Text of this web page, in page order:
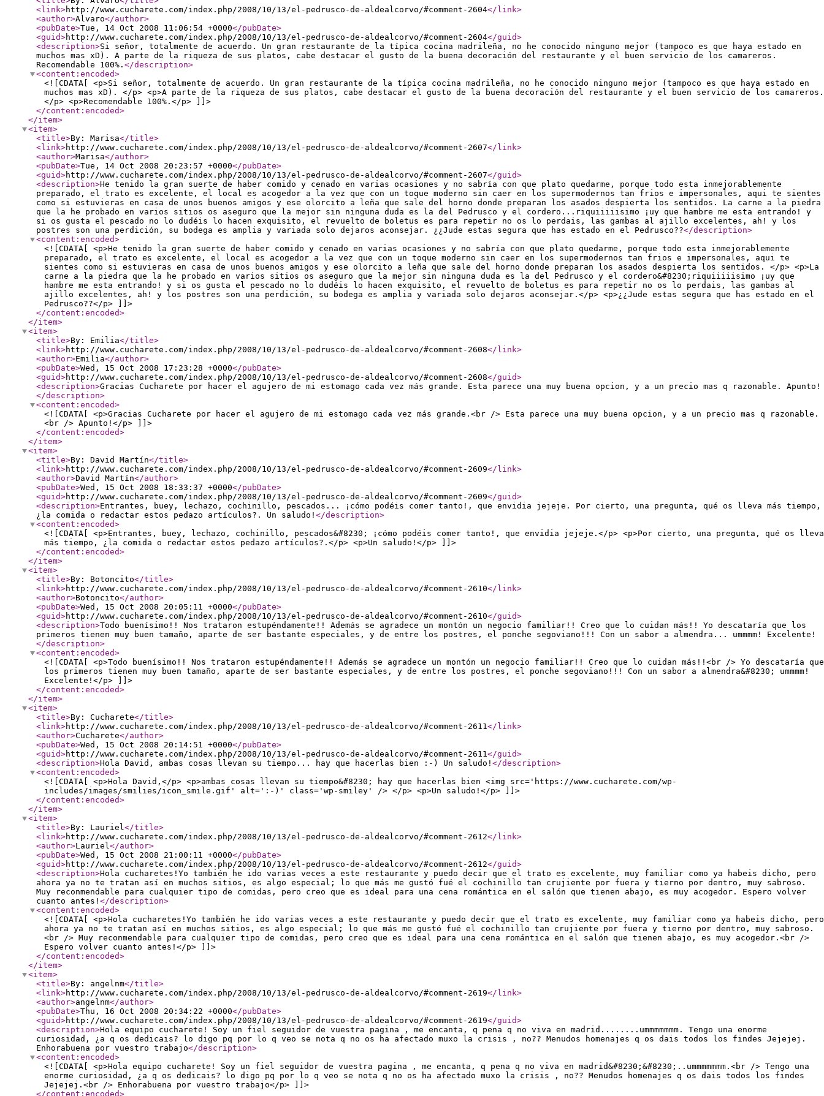
<link>http://www.cucharete.com/index.php/2008/10/13/el-pedrusco-de-aldealcorvo/#comment-2604</link>
<author>Alvaro</author>
<pubDate>Tue, 14 Oct 2008 11:06:54 +0000</pubDate>
<guid>http://www.cucharete.com/index.php/2008/10/13/el-pedrusco-de-aldealcorvo/#comment-2604</guid>
<description>Si señor, totalmente de acuerdo. Un gran restaurante de la típica cocina madrileña, no he conocido ninguno mejor (tampoco es que haya estado en
muchos mas xD). A parte de la riqueza de sus platos, cabe destacar el gusto de la buena decoración del restaurante y el buen servicio de los camareros.
Recomendable 100%. </description>
<content:encoded>
<![CDATA[ <p>Si señor, totalmente de acuerdo. Un gran restaurante de la típica cocina madrileña, no he conocido ninguno mejor (tampoco es que haya estado en
muchos mas xD). </p> <p>A parte de la riqueza de sus platos, cabe destacar el gusto de la buena decoración del restaurante y el buen servicio de los camareros.
</p> <p>Recomendable 100%.</p> ]]>
</content:encoded>
</item>
<item>
<title>By: Marisa</title>
<link>http://www.cucharete.com/index.php/2008/10/13/el-pedrusco-de-aldealcorvo/#comment-2607</link>
<author>Marisa</author>
<pubDate>Tue, 14 Oct 2008 20:23:57 +0000</pubDate>
<guid>http://www.cucharete.com/index.php/2008/10/13/el-pedrusco-de-aldealcorvo/#comment-2607</guid>
<description>He tenido la gran suerte de haber comido y cenado en varias ocasiones y no sabría con que plato quedarme, porque todo esta inmejorablemente
preparado, el trato es excelente, el local es acogedor a la vez que con un toque moderno sin caer en los supermodernos tan frios e impersonales, aqui te sientes
como si estuvieras en casa de unos buenos amigos y ese olorcito a leña que sale del horno donde preparan los asados despierta los sentidos. La carne a la piedra
que la he probado en varios sitios os aseguro que la mejor sin ninguna duda es la del Pedrusco y el cordero...riquiiiiisimo ¡uy que hambre me esta entrando! y
si os gusta el pescado no lo dudéis lo hacen exquisito, el revuelto de boletus es para repetir no os lo perdais, las gambas al ajillo excelentes, ah! y los
postres son una perdición, su bodega es amplia y variada solo dejaros aconsejar. ¿¿Jude estas segura que has estado en el Pedrusco??</description>
<content:encoded>
<![CDATA[ <p>He tenido la gran suerte de haber comido y cenado en varias ocasiones y no sabría con que plato quedarme, porque todo esta inmejorablemente
preparado, el trato es excelente, el local es acogedor a la vez que con un toque moderno sin caer en los supermodernos tan frios e impersonales, aqui te
sientes como si estuvieras en casa de unos buenos amigos y ese olorcito a leña que sale del horno donde preparan los asados despierta los sentidos. </p> <p>La
carne a la piedra que la he probado en varios sitios os aseguro que la mejor sin ninguna duda es la del Pedrusco y el cordero&#8230;riquiiiiisimo ¡uy que
hambre me esta entrando! y si os gusta el pescado no lo dudéis lo hacen exquisito, el revuelto de boletus es para repetir no os lo perdais, las gambas al
ajillo excelentes, ah! y los postres son una perdición, su bodega es amplia y variada solo dejaros aconsejar.</p> <p>¿¿Jude estas segura que has estado en el
Pedrusco??</p> ]]>
</content:encoded>
</item>
<item>
<title>By: Emilia</title>
<link>http://www.cucharete.com/index.php/2008/10/13/el-pedrusco-de-aldealcorvo/#comment-2608</link>
<author>Emilia</author>
<pubDate>Wed, 15 Oct 2008 17:23:28 +0000</pubDate>
<guid>http://www.cucharete.com/index.php/2008/10/13/el-pedrusco-de-aldealcorvo/#comment-2608</guid>
<description>Gracias Cucharete por hacer el agujero de mi estomago cada vez más grande. Esta parece una muy buena opcion, y a un precio mas q razonable. Apunto!
</description>
<content:encoded>
<![CDATA[ <p>Gracias Cucharete por hacer el agujero de mi estomago cada vez más grande.<br /> Esta parece una muy buena opcion, y a un precio mas q razonable.
<br /> Apunto!</p> ]]>
</content:encoded>
</item>
<item>
<title>By: David Martín</title>
<link>http://www.cucharete.com/index.php/2008/10/13/el-pedrusco-de-aldealcorvo/#comment-2609</link>
<author>David Martín</author>
<pubDate>Wed, 15 Oct 2008 18:33:37 +0000</pubDate>
<guid>http://www.cucharete.com/index.php/2008/10/13/el-pedrusco-de-aldealcorvo/#comment-2609</guid>
<description>Entrantes, buey, lechazo, cochinillo, pescados... ¡cómo podéis comer tanto!, que envidia jejeje. Por cierto, una pregunta, qué os lleva más tiempo,
¿la comida o redactar estos pedazo artículos?. Un saludo! </description>
<content:encoded>
<![CDATA[ <p>Entrantes, buey, lechazo, cochinillo, pescados&#8230; ¡cómo podéis comer tanto!, que envidia jejeje.</p> <p>Por cierto, una pregunta, qué os lleva
más tiempo, ¿la comida o redactar estos pedazo artículos?.</p> <p>Un saludo!</p> ]]>
</content:encoded>
</item>
<item>
<title>By: Botoncito</title>
<link>http://www.cucharete.com/index.php/2008/10/13/el-pedrusco-de-aldealcorvo/#comment-2610</link>
<author>Botoncito</author>
<pubDate>Wed, 15 Oct 2008 20:05:11 +0000</pubDate>
<guid>http://www.cucharete.com/index.php/2008/10/13/el-pedrusco-de-aldealcorvo/#comment-2610</guid>
<description>Todo buenísimo!! Nos trataron estupéndamente!! Además se agradece un montón un negocio familiar!! Creo que lo cuidan más!! Yo descataría que los
primeros tienen muy buen tamaño, aparte de ser bastante especiales, y de entre los postres, el ponche segoviano!!! Con un sabor a almendra... ummmm! Excelente!
</description>
<content:encoded>
<![CDATA[ <p>Todo buenísimo!! Nos trataron estupéndamente!! Además se agradece un montón un negocio familiar!! Creo que lo cuidan más!!<br /> Yo descataría que
los primeros tienen muy buen tamaño, aparte de ser bastante especiales, y de entre los postres, el ponche segoviano!!! Con un sabor a almendra&#8230; ummmm!
Excelente!</p> ]]>
</content:encoded>
</item>
<item>
<title>By: Cucharete</title>
<link>http://www.cucharete.com/index.php/2008/10/13/el-pedrusco-de-aldealcorvo/#comment-2611</link>
<author>Cucharete</author>
<pubDate>Wed, 15 Oct 2008 20:14:51 +0000</pubDate>
<guid>http://www.cucharete.com/index.php/2008/10/13/el-pedrusco-de-aldealcorvo/#comment-2611</guid>
<description>Hola David, ambas cosas llevan su tiempo... hay que hacerlas bien :-) Un saludo! </description>
<content:encoded>
<![CDATA[ <p>Hola David,</p> <p>ambas cosas llevan su tiempo&#8230; hay que hacerlas bien <img src='https://www.cucharete.com/wp-
includes/images/smilies/icon_smile.gif' alt=':-)' class='wp-smiley' /> </p> <p>Un saludo!</p> ]]>
</content:encoded>
</item>
<item>
<title>By: Lauriel</title>
<link>http://www.cucharete.com/index.php/2008/10/13/el-pedrusco-de-aldealcorvo/#comment-2612</link>
<author>Lauriel</author>
<pubDate>Wed, 15 Oct 2008 21:00:11 +0000</pubDate>
<guid>http://www.cucharete.com/index.php/2008/10/13/el-pedrusco-de-aldealcorvo/#comment-2612</guid>
<description>Hola cucharetes!Yo también he ido varias veces a este restaurante y puedo decir que el trato es excelente, muy familiar como ya habeis dicho, pero
ahora ya no te tratan así en muchos sitios, es algo especial; lo que más me gustó fué el cochinillo tan crujiente por fuera y tierno por dentro, muy sabroso.
Muy reconmendable para cualquier tipo de comidas, pero creo que es ideal para una cena romántica en el salón que tienen abajo, es muy acogedor. Espero volver
cuanto antes! </description>
<content:encoded>
<![CDATA[ <p>Hola cucharetes!Yo también he ido varias veces a este restaurante y puedo decir que el trato es excelente, muy familiar como ya habeis dicho, pero
ahora ya no te tratan así en muchos sitios, es algo especial; lo que más me gustó fué el cochinillo tan crujiente por fuera y tierno por dentro, muy sabroso.
<br /> Muy reconmendable para cualquier tipo de comidas, pero creo que es ideal para una cena romántica en el salón que tienen abajo, es muy acogedor.<br />
Espero volver cuanto antes!</p> ]]>
</content:encoded>
</item>
<item>
<title>By: angelnm</title>
<link>http://www.cucharete.com/index.php/2008/10/13/el-pedrusco-de-aldealcorvo/#comment-2619</link>
<author>angelnm</author>
<pubDate>Thu, 16 Oct 2008 20:34:22 +0000</pubDate>
<guid>http://www.cucharete.com/index.php/2008/10/13/el-pedrusco-de-aldealcorvo/#comment-2619</guid>
<description>Hola equipo cucharete! Soy un fiel seguidor de vuestra pagina , me encanta, q pena q no viva en madrid........ummmmmmm. Tengo una enorme
curiosidad, ¿a q os dedicais? lo digo pq por lo q veo se nota q no os ha afectado muxo la crisis , no?? Menudos homenajes q os dais todos los findes Jejejej.
Enhorabuena por vuestro trabajo</description>
<content:encoded>
<![CDATA[ <p>Hola equipo cucharete! Soy un fiel seguidor de vuestra pagina , me encanta, q pena q no viva en madrid&#8230;&#8230;..ummmmmmm.<br /> Tengo una
enorme curiosidad, ¿a q os dedicais? lo digo pq por lo q veo se nota q no os ha afectado muxo la crisis , no?? Menudos homenajes q os dais todos los findes
Jejejej.<br /> Enhorabuena por vuestro trabajo</p> ]]>
</content:encoded>